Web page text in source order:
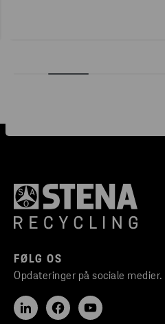
FØLG OS
Opdateringer på sociale medier.